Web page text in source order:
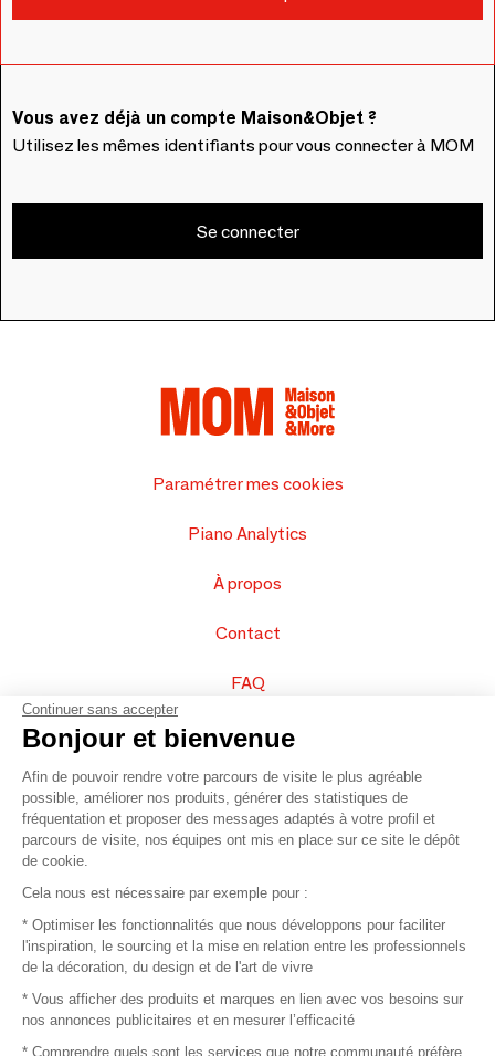
Vous avez déjà un compte Maison&Objet ?
Utilisez les mêmes identifiants pour vous connecter à MOM
Se connecter
Paramétrer mes cookies
Piano Analytics
À propos
Contact
FAQ
Vendez vos produits
Plan du site
© 2016 –Organisation SAFI
Recrutement
Continuer sans accepter
Bonjour et bienvenue
Afin de pouvoir rendre votre parcours de visite le plus agréable
possible, améliorer nos produits, générer des statistiques de
fréquentation et proposer des messages adaptés à votre profil et
parcours de visite, nos équipes ont mis en place sur ce site le dépôt
de cookie.
Cela nous est nécessaire par exemple pour :
* Optimiser les fonctionnalités que nous développons pour faciliter
l'inspiration, le sourcing et la mise en relation entre les professionnels
de la décoration, du design et de l'art de vivre
* Vous afficher des produits et marques en lien avec vos besoins sur
nos annonces publicitaires et en mesurer l’efficacité
* Comprendre quels sont les services que notre communauté préfère